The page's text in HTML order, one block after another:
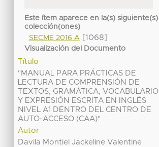
Este ítem aparece en la(s) siguiente(s)
colección(ones)
SECME 2016 A [1068]
Visualización del Documento
Título
"MANUAL PARA PRÁCTICAS DE
LECTURA DE COMPRENSIÓN DE
TEXTOS, GRAMÁTICA, VOCABULARIO
Y EXPRESIÓN ESCRITA EN INGLÉS
NIVEL A1 DENTRO DEL CENTRO DE
AUTO-ACCESO (CAA)"
Autor
Davila Montiel Jackeline Valentine